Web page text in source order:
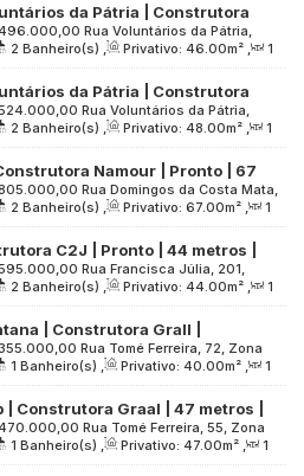
da Pátria | Construtora
metros | 02 dormitórios | suíte |
Rua Voluntários da Pátria,
300, Santana, São Paulo, São Paulo,
2 Banheiro(s) , Privativo: 46.00m² ,
1
, 1 Vaga(s) , Útil: 46.00m² ,
Terreno:
da Pátria | Construtora
metros | 02 dormitórios | suíte |
Rua Voluntários da Pátria,
300, Santana, São Paulo, São Paulo,
2 Banheiro(s) , Privativo: 48.00m² ,
1
, 1 Vaga(s) , Útil: 48.00m² ,
Terreno:
Namour | Pronto | 67
| suíte | varanda gourmet |
Rua Domingos da Costa Mata,
100, Santana, São Paulo, São Paulo,
2 Banheiro(s) , Privativo: 67.00m² ,
1
, 1 Vaga(s) , Útil: 67.00m² ,
Terreno:
C2J | Pronto | 44 metros |
| com varanda | sem vaga
Rua Francisca Júlia, 201,
Santana, São Paulo, São Paulo,
2 Banheiro(s) , Privativo: 44.00m² ,
1
, Útil: 44.00m² , Terreno: 786.00m²
| Construtora Grall |
| 02 dormitórios | varanda
Rua Tomé Ferreira, 72, Zona
São Paulo, São Paulo, Brasil
1 Banheiro(s) , Privativo: 40.00m² ,
1
m² , Terreno: 1002.00m²
| Construtora Graal | 47 metros |
| sem vaga
Rua Tomé Ferreira, 55, Zona
São Paulo, São Paulo, Brasil
1 Banheiro(s) , Privativo: 47.00m² ,
1
m² , Terreno: 1488.00m²